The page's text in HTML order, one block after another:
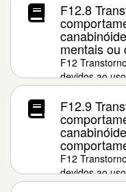
F12.8
mentais ou
F12
devidos ao
F12.9
F12
devidos ao